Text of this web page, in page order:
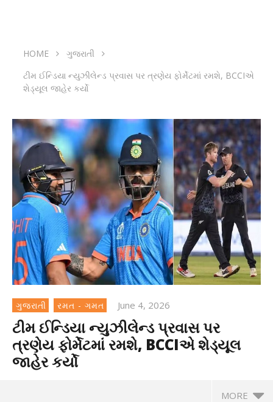
HOME
ગુજરાતી
ટીમ ઈન્ડિયા ન્યુઝીલેન્ડ પ્રવાસ પર ત્રણેય ફોર્મેટમાં રમશે, BCCIએ
શેડ્યૂલ જાહેર કર્યો
ગુજરાતી રમત - ગમત June 4, 2026
ટીમ ઈન્ડિયા ન્યુઝીલેન્ડ પ્રવાસ પર
ત્રણેય ફોર્મેટમાં રમશે, BCCIએ શેડ્યૂલ
જાહેર કર્યો
MORE